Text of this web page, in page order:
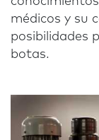
médicos y su
posibilidades
botas.